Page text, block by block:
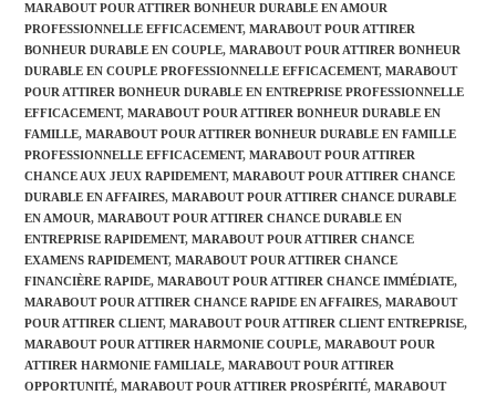
MARABOUT POUR ATTIRER BONHEUR DURABLE EN AMOUR
PROFESSIONNELLE EFFICACEMENT, MARABOUT POUR ATTIRER
BONHEUR DURABLE EN COUPLE, MARABOUT POUR ATTIRER BONHEUR
DURABLE EN COUPLE PROFESSIONNELLE EFFICACEMENT, MARABOUT
POUR ATTIRER BONHEUR DURABLE EN ENTREPRISE PROFESSIONNELLE
EFFICACEMENT, MARABOUT POUR ATTIRER BONHEUR DURABLE EN
FAMILLE, MARABOUT POUR ATTIRER BONHEUR DURABLE EN FAMILLE
PROFESSIONNELLE EFFICACEMENT, MARABOUT POUR ATTIRER
CHANCE AUX JEUX RAPIDEMENT, MARABOUT POUR ATTIRER CHANCE
DURABLE EN AFFAIRES, MARABOUT POUR ATTIRER CHANCE DURABLE
EN AMOUR, MARABOUT POUR ATTIRER CHANCE DURABLE EN
ENTREPRISE RAPIDEMENT, MARABOUT POUR ATTIRER CHANCE
EXAMENS RAPIDEMENT, MARABOUT POUR ATTIRER CHANCE
FINANCIÈRE RAPIDE, MARABOUT POUR ATTIRER CHANCE IMMÉDIATE,
MARABOUT POUR ATTIRER CHANCE RAPIDE EN AFFAIRES, MARABOUT
POUR ATTIRER CLIENT, MARABOUT POUR ATTIRER CLIENT ENTREPRISE,
MARABOUT POUR ATTIRER HARMONIE COUPLE, MARABOUT POUR
ATTIRER HARMONIE FAMILIALE, MARABOUT POUR ATTIRER
OPPORTUNITÉ, MARABOUT POUR ATTIRER PROSPÉRITÉ, MARABOUT